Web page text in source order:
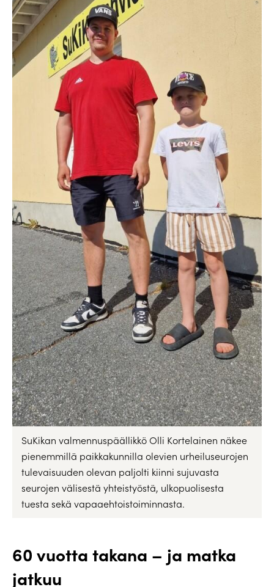
SuKikan valmennuspäällikkö Olli Kortelainen näkee
pienemmillä paikkakunnilla olevien urheiluseurojen
tulevaisuuden olevan paljolti kiinni sujuvasta
seurojen välisestä yhteistyöstä, ulkopuolisesta
tuesta sekä vapaaehtoistoiminnasta.
60 vuotta takana – ja matka
jatkuu